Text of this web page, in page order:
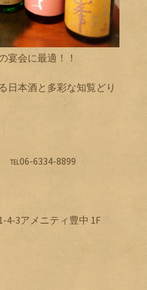
宴会に最適！！
日本酒と多彩な知覧どり
℡06-6334-8899
4-3アメニティ豊中 1F